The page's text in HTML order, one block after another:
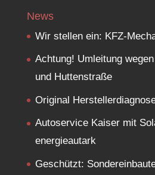
News
Wir stellen ein: KFZ-
Achtung! Umleitung
und Huttenstraße
Original
Autoservice Kaiser mit
energieautark
Geschützt: